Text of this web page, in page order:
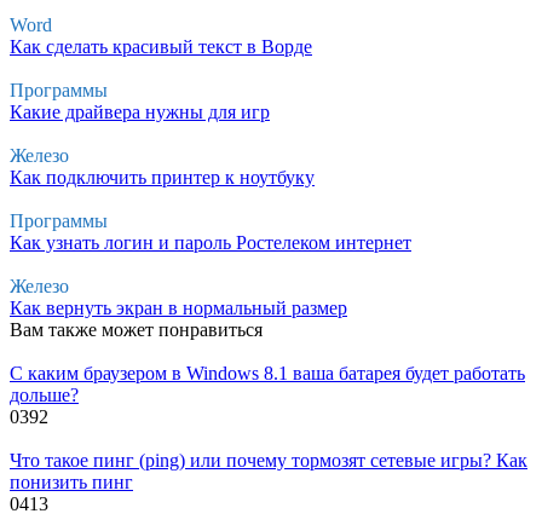
Word
Как сделать красивый текст в Ворде
Программы
Какие драйвера нужны для игр
Железо
Как подключить принтер к ноутбуку
Программы
Как узнать логин и пароль Ростелеком интернет
Железо
Как вернуть экран в нормальный размер
Вам также может понравиться
С каким браузером в Windows 8.1 ваша батарея будет работать
дольше?
0392
Что такое пинг (ping) или почему тормозят сетевые игры? Как
понизить пинг
0413